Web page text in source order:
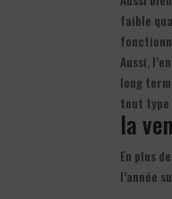
faible
Aussi,
long
tout type
la
En plus
l’année